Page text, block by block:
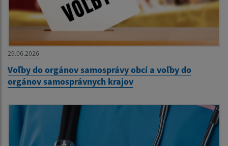
29.06.2026
Voľby do orgánov samosprávy obcí a voľby do
orgánov samosprávnych krajov